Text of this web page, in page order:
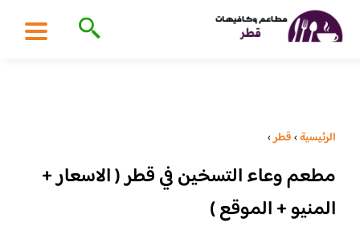
الرئيسية›قطر›
مطعم وعاء التسخين في قطر ( الاسعار +
المنيو + الموقع )